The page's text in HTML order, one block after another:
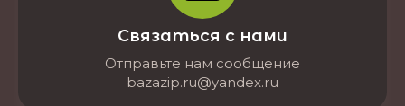
Связаться с нами
Отправьте нам сообщение
bazazip.ru@yandex.ru